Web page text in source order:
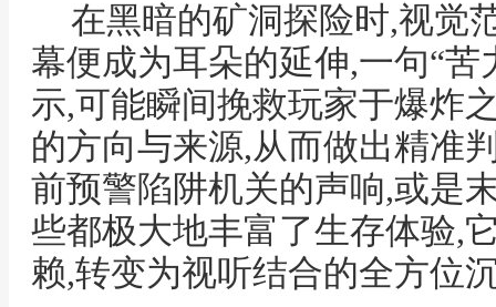
在黑暗的矿洞探险时,视觉
幕便成为耳朵的延伸,一句“
示,可能瞬间挽救玩家于爆炸
的方向与来源,从而做出精准
前预警陷阱机关的声响,或是
些都极大地丰富了生存体验,
赖,转变为视听结合的全方位